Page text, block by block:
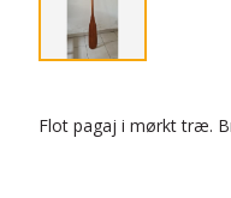
Flot pagaj i mørkt træ.